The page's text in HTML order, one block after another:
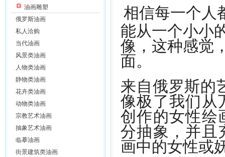
油画雕塑
俄罗斯油画
私人洽购
当代油画
风景类油画
人物类油画
静物类油画
花卉类油画
动物类油画
宗教艺术油画
抽象艺术油画
临摹油画
街景建筑类油画
相信每一个人
能从一个小小
像，这种感觉
面。
来自俄罗斯的
像极了我们从
创作的女性绘
分抽象，并且
画中的女性或